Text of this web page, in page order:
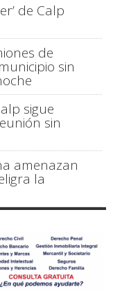
de Calp
de
sin
sigue
sin
amenazan
la